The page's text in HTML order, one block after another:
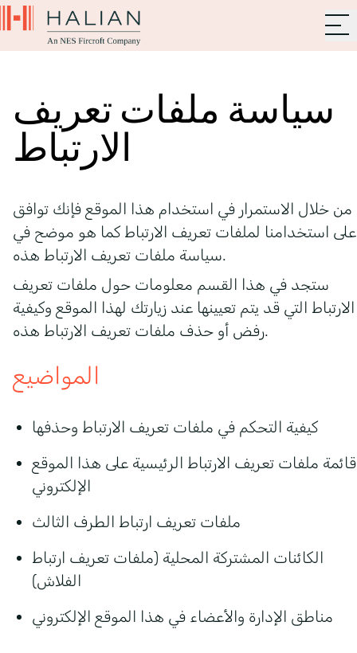
سياسة ملفات تعريف
الارتباط
من خلال الاستمرار في استخدام هذا الموقع فإنك توافق
على استخدامنا لملفات تعريف الارتباط كما هو موضح في
سياسة ملفات تعريف الارتباط هذه.
ستجد في هذا القسم معلومات حول ملفات تعريف
الارتباط التي قد يتم تعيينها عند زيارتك لهذا الموقع وكيفية
رفض أو حذف ملفات تعريف الارتباط هذه.
المواضيع
كيفية التحكم في ملفات تعريف الارتباط وحذفها
قائمة ملفات تعريف الارتباط الرئيسية على هذا الموقع
الإلكتروني
ملفات تعريف ارتباط الطرف الثالث
الكائنات المشتركة المحلية (ملفات تعريف ارتباط
الفلاش)
مناطق الإدارة والأعضاء في هذا الموقع الإلكتروني